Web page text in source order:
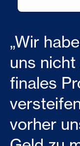
„Wir
uns
finales
vorher